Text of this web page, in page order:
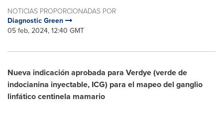
NOTICIAS PROPORCIONADAS POR
Diagnostic Green
05 feb, 2024, 12:40 GMT
Nueva indicación aprobada para Verdye (verde de
indocianina inyectable, ICG) para el mapeo del ganglio
linfático centinela mamario